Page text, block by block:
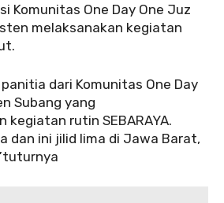
Komunitas One Day One Juz
melaksanakan kegiatan
dari Komunitas One Day
Subang yang
kegiatan rutin SEBARAYA.
dan ini jilid lima di Jawa Barat,